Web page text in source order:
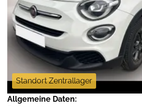
Standort Zentrallager
Allgemeine Daten: